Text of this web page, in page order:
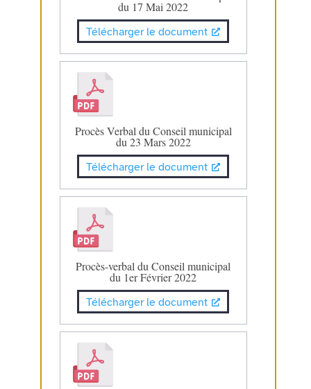
du 17 Mai 2022
Télécharger le document
Procès Verbal du Conseil municipal
du 23 Mars 2022
Télécharger le document
Procès-verbal du Conseil municipal
du 1er Février 2022
Télécharger le document